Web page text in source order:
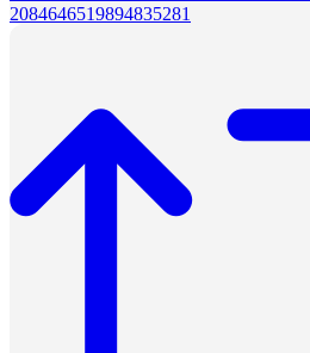
2084646519894835281